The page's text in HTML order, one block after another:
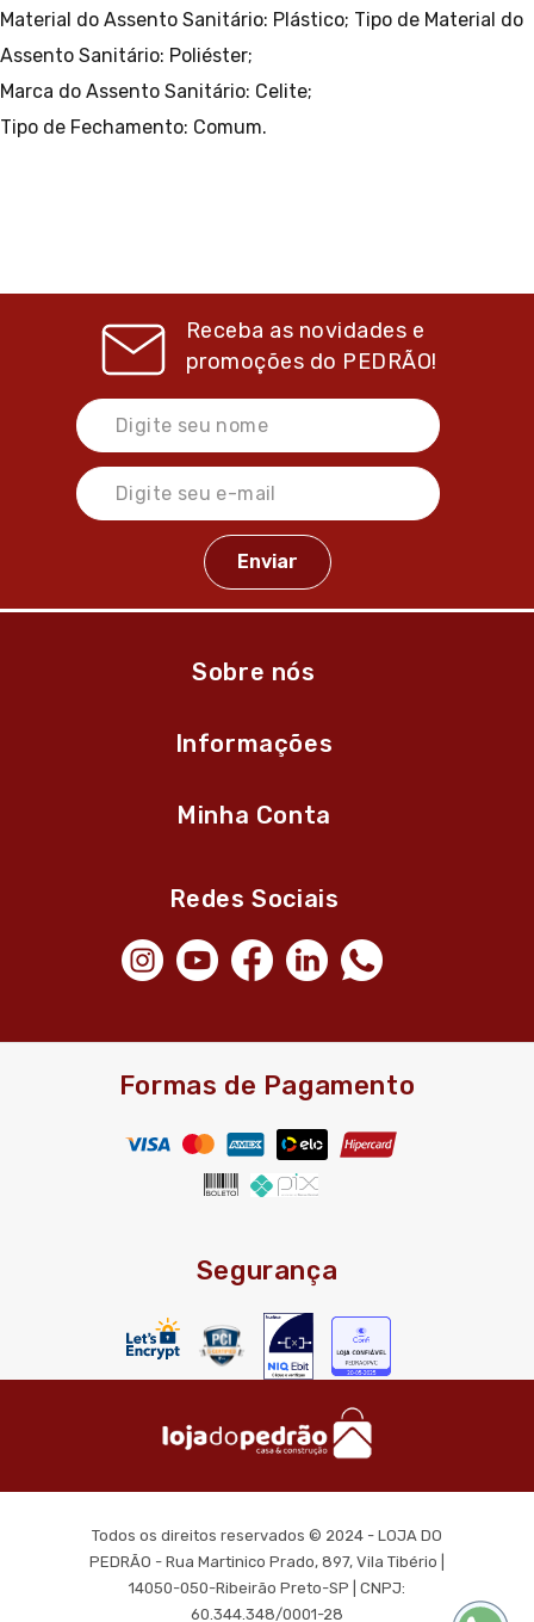
Material do Assento Sanitário: Plástico; Tipo de Material do
Assento Sanitário: Poliéster;
Marca do Assento Sanitário: Celite;
Tipo de Fechamento: Comum.
Receba as novidades e
promoções do PEDRÃO!
Sobre nós
Informações
Minha Conta
Redes Sociais
Formas de Pagamento
Segurança
Todos os direitos reservados © 2024 - LOJA DO
PEDRÃO - Rua Martinico Prado, 897, Vila Tibério |
14050-050-Ribeirão Preto-SP | CNPJ:
60.344.348/0001-28